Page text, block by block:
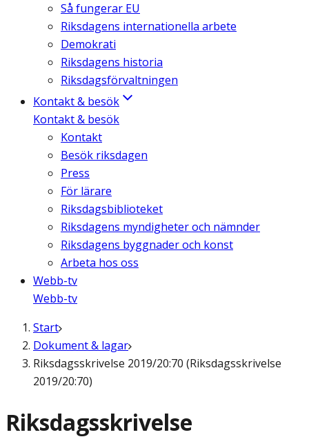
Så fungerar EU
Riksdagens internationella arbete
Demokrati
Riksdagens historia
Riksdagsförvaltningen
Kontakt & besök
Kontakt & besök
Kontakt
Besök riksdagen
Press
För lärare
Riksdagsbiblioteket
Riksdagens myndigheter och nämnder
Riksdagens byggnader och konst
Arbeta hos oss
Webb-tv
Webb-tv
Start
Dokument & lagar
Riksdagsskrivelse 2019/20:70 (Riksdagsskrivelse
2019/20:70)
Riksdagsskrivelse